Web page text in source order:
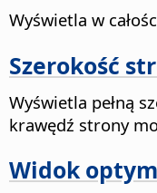
Wyświetla w
Szerokość
Wyświetla pełną
krawędź strony
Widok